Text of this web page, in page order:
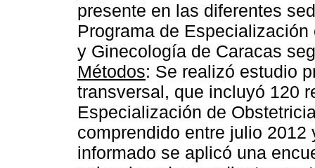
presente en las diferentes
Programa de Especialización
y Ginecología de Caracas
Métodos: Se realizó estudio
transversal, que incluyó 120
Especialización de
comprendido entre julio
informado se aplicó una